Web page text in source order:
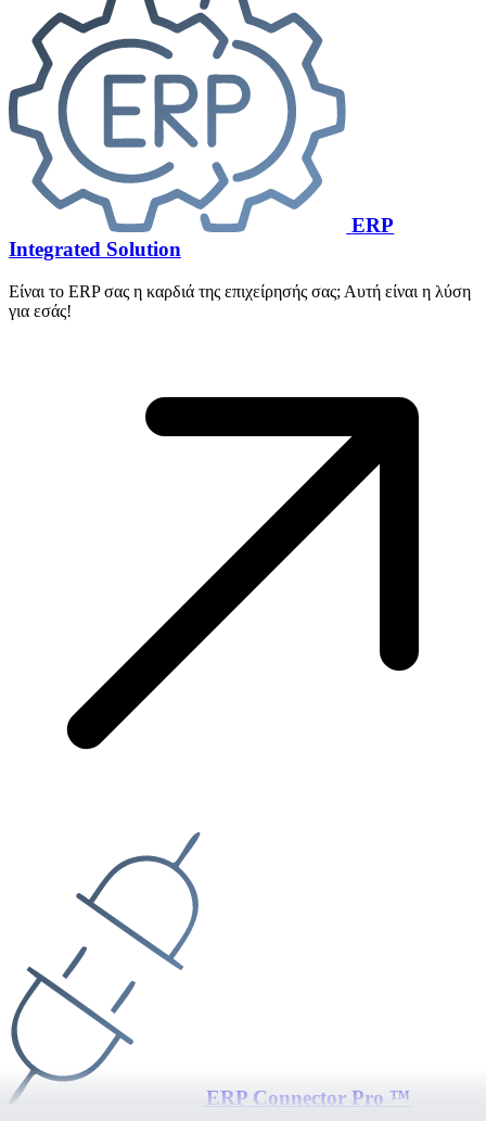
ERP
Integrated Solution
Είναι το ERP σας η καρδιά της επιχείρησής σας; Αυτή είναι η λύση
για εσάς!
ERP Connector Pro ™